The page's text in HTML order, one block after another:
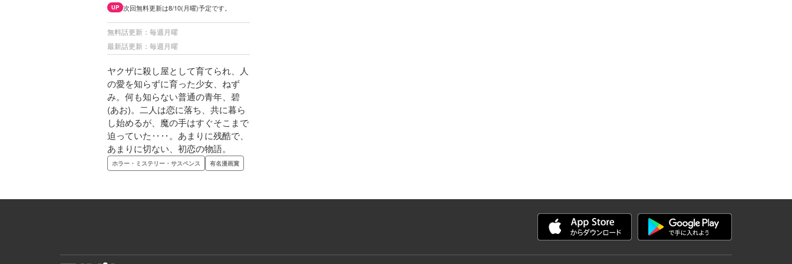
UP 次回無料更新は8/10(月曜)予定です。
無料話更新：毎週月曜
最新話更新：毎週月曜
ヤクザに殺し屋として育てられ、人
の愛を知らずに育った少女、ねず
み。何も知らない普通の青年、碧
(あお)。二人は恋に落ち、共に暮ら
し始めるが、魔の手はすぐそこまで
迫っていた‥‥。あまりに残酷で、
あまりに切ない、初恋の物語。
ホラー・ミステリー・サスペンス 有名漫画賞